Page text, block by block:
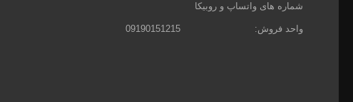
شماره های واتساپ و روبیکا
واحد فروش: 09190151215